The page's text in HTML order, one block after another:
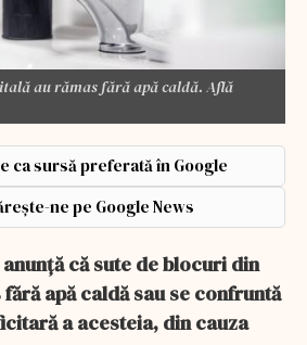
au rămas fără apă caldă. Află
ca sursă preferată în Google
ne pe Google News
că sute de blocuri din
apă caldă sau se confruntă
a acesteia, din cauza